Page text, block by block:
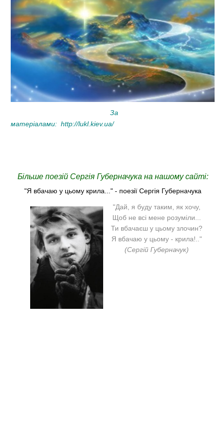
За
матеріалами: http://lukl.kiev.ua/
Більше поезій Сергія Губерначука на нашому сайті:
"Я вбачаю у цьому крила..." - поезії Сергія Губерначука
"Дай, я буду таким, як хочу,
Щоб не всі мене розуміли...
Ти вбачаєш у цьому злочин?
Я вбачаю у цьому - крила!.."
(Сергій Губерначук)